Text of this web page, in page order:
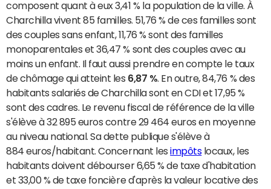
composent quant à eux 3,41 % la population de la ville. À
Charchilla vivent 85 familles. 51,76 % de ces familles sont
des couples sans enfant, 11,76 % sont des familles
monoparentales et 36,47 % sont des couples avec au
moins un enfant. Il faut aussi prendre en compte le taux
de chômage qui atteint les 6,87 % . En outre, 84,76 % des
habitants salariés de Charchilla sont en CDI et 17,95 %
sont des cadres. Le revenu fiscal de référence de la ville
s'élève à 32 895 euros contre 29 464 euros en moyenne
au niveau national. Sa dette publique s'élève à
884 euros/habitant. Concernant lesimpôtslocaux, les
habitants doivent débourser 6,65 % de taxe d'habitation
et 33,00 % de taxe foncière d'après la valeur locative des